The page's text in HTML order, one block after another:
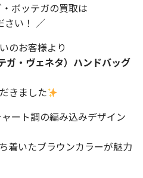
ボッテガの買取は
さい！ ／
のお客様より
ガ・ヴェネタ）ハンドバッグ
きました
ート調の編み込みデザイン
着いたブラウンカラーが魅力